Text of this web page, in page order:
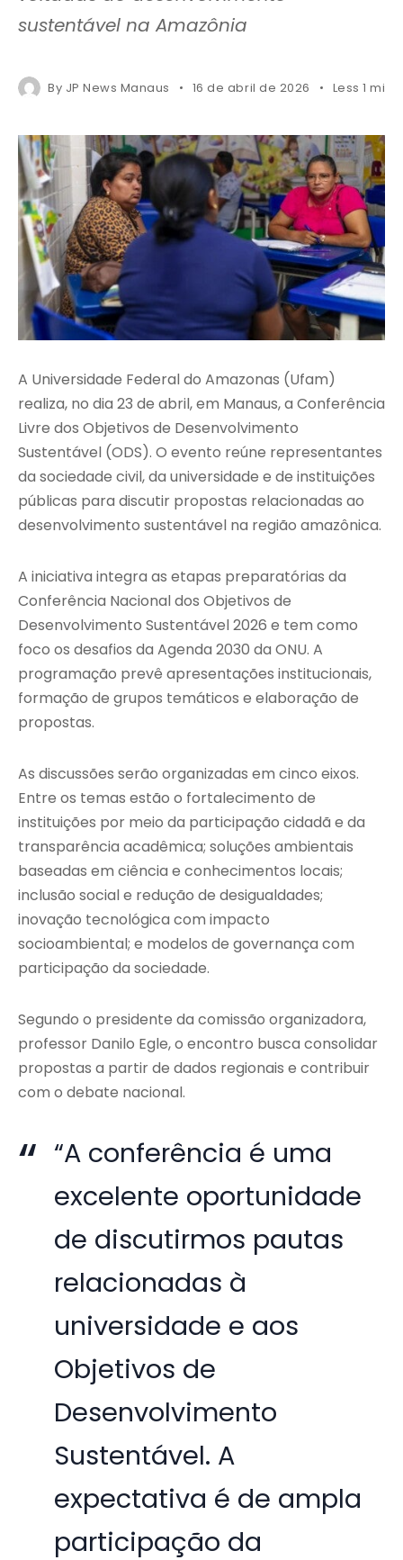
sustentável na Amazônia
By JP News Manaus 16 de abril de 2026 Less 1 min
A Universidade Federal do Amazonas (Ufam)
realiza, no dia 23 de abril, em Manaus, a Conferência
Livre dos Objetivos de Desenvolvimento
Sustentável (ODS). O evento reúne representantes
da sociedade civil, da universidade e de instituições
públicas para discutir propostas relacionadas ao
desenvolvimento sustentável na região amazônica.
A iniciativa integra as etapas preparatórias da
Conferência Nacional dos Objetivos de
Desenvolvimento Sustentável 2026 e tem como
foco os desafios da Agenda 2030 da ONU. A
programação prevê apresentações institucionais,
formação de grupos temáticos e elaboração de
propostas.
As discussões serão organizadas em cinco eixos.
Entre os temas estão o fortalecimento de
instituições por meio da participação cidadã e da
transparência acadêmica; soluções ambientais
baseadas em ciência e conhecimentos locais;
inclusão social e redução de desigualdades;
inovação tecnológica com impacto
socioambiental; e modelos de governança com
participação da sociedade.
Segundo o presidente da comissão organizadora,
professor Danilo Egle, o encontro busca consolidar
propostas a partir de dados regionais e contribuir
com o debate nacional.
“A conferência é uma
excelente oportunidade
de discutirmos pautas
relacionadas à
universidade e aos
Objetivos de
Desenvolvimento
Sustentável. A
expectativa é de ampla
participação da